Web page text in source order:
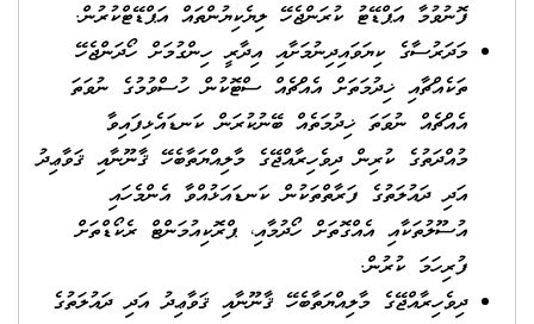
ފޮނުވުމާ އަޕްޑޭޓު ކުރަންޖެހޭ ލިޔެކިޔުންތައް އަޕްޑޭޓްކުރުން.
މަދަރުސާގެ ކިޔަވައިދިނުމަށާއި އިދާރީ ހިންގުމަށް ހޯދަންޖެހޭ
ތަކެއްޗާއި ޚިދުމަތަށް އެއްޗެއް ސްޓޮކުން ހުސްވުމުގެ ނުވަތަ
އެއްޗެއް ނުވަތަ ޚިދުމަތެއް ބޭނުކުރަން ކަނޑައެޅިފައިވާ
މުއްދަތުގެ ކުރިން ދިވެހިރާއްޖޭގެ މާލިއްޔަތާބެހޭ ޤާނޫނާއި ޤަވާޢިދު
އަދި ދައުލަތުގެ ފަރާތްތަކުން ކަނޑައަޅުއްވާ އެންމެހައި
އުސޫލުތަކާއި އެއްގޮތަށް ހޯދުމާއި، ޕްރޮކިއުމަންޓް ރެކޯޑްތަށް
ފުރިހަމަ ކުރުން.
ދިވެހިރާއްޖޭގެ މާލިއްޔަތާބެހޭ ޤާނޫނާއި ޤަވާޢިދު އަދި ދައުލަތުގެ